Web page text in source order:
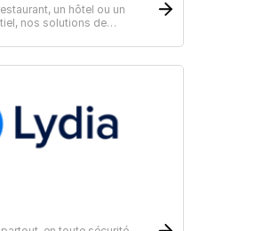
un hôtel ou un
nos solutions de